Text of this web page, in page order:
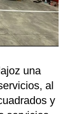
una
al
y